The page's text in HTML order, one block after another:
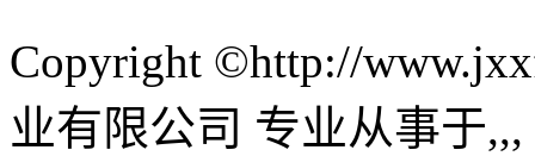
Copyright ©http://
业有限公司 专业从事于,,